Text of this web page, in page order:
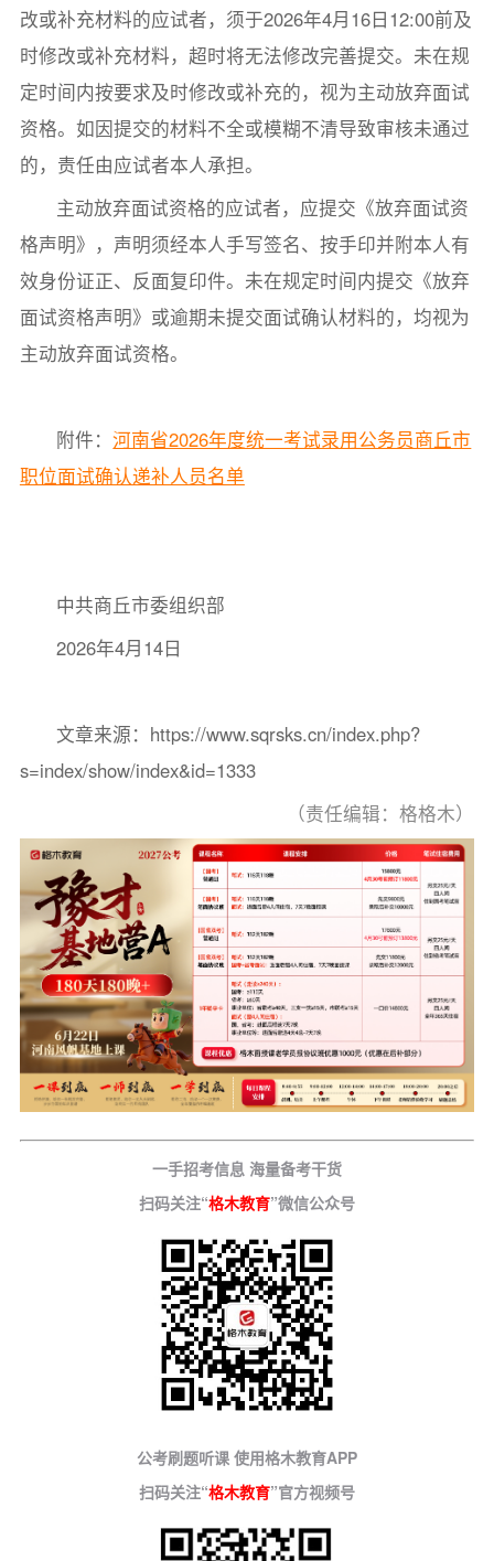
改或补充材料的应试者，须于2026年4月16日12:00前及
时修改或补充材料，超时将无法修改完善提交。未在规
定时间内按要求及时修改或补充的，视为主动放弃面试
资格。如因提交的材料不全或模糊不清导致审核未通过
的，责任由应试者本人承担。
主动放弃面试资格的应试者，应提交《放弃面试资
格声明》，声明须经本人手写签名、按手印并附本人有
效身份证正、反面复印件。未在规定时间内提交《放弃
面试资格声明》或逾期未提交面试确认材料的，均视为
主动放弃面试资格。
附件：河南省2026年度统一考试录用公务员商丘市
职位面试确认递补人员名单
中共商丘市委组织部
2026年4月14日
文章来源：https://www.sqrsks.cn/index.php?
s=index/show/index&id=1333
（责任编辑：格格木）
一手招考信息 海量备考干货
扫码关注“格木教育”微信公众号
公考刷题听课 使用格木教育APP
扫码关注“格木教育”官方视频号